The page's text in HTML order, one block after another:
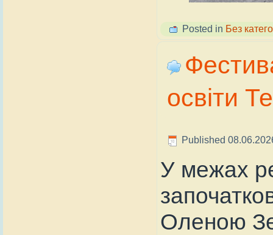
Posted in Без
освіти
Published
У межах
Оленою